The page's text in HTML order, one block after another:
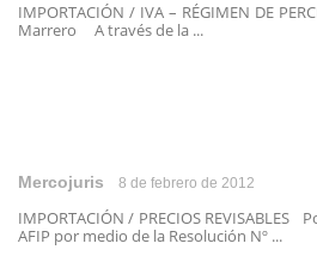
IMPORTACIÓN / IVA – RÉGIMEN DE
Marrero A través de la ...
Mercojuris 8 de febrero de 2012
IMPORTACIÓN / PRECIOS
AFIP por medio de la Resolución Nº ...